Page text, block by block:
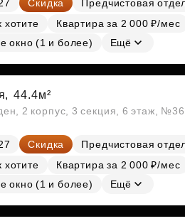
Скидка
Предчистовая
хотите
Квартира за 2 000 ₽/мес
окно (1 и более)
Ещё
44.4м²
2 корпус, 3 секция, 6 этаж,
Скидка
Предчистовая
хотите
Квартира за 2 000 ₽/мес
окно (1 и более)
Ещё